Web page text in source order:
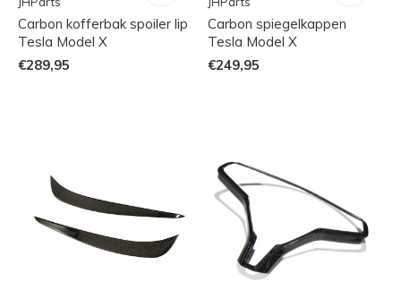
Carbon kofferbak spoiler lip
Tesla Model X
€289,95
Carbon spiegelkappen
Tesla Model X
€249,95